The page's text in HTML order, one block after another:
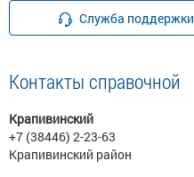
Служба поддержки
Контакты справочной
Крапивинский
+7 (38446) 2-23-63
Крапивинский район